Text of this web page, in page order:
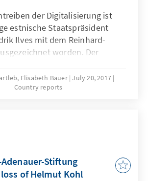
der Digitalisierung ist
estnische Staatspräsident
Ilves mit dem Reinhard-
worden. Der
CDU-Politiker Elmar Brok, die
die ehemalige
Botschafter in Estland
sowie der Landrat des
Sven-Georg Adenauer, fand
Elisabeth Bauer July 20, 2017
Country reports
Stiftung
of Helmut Kohl